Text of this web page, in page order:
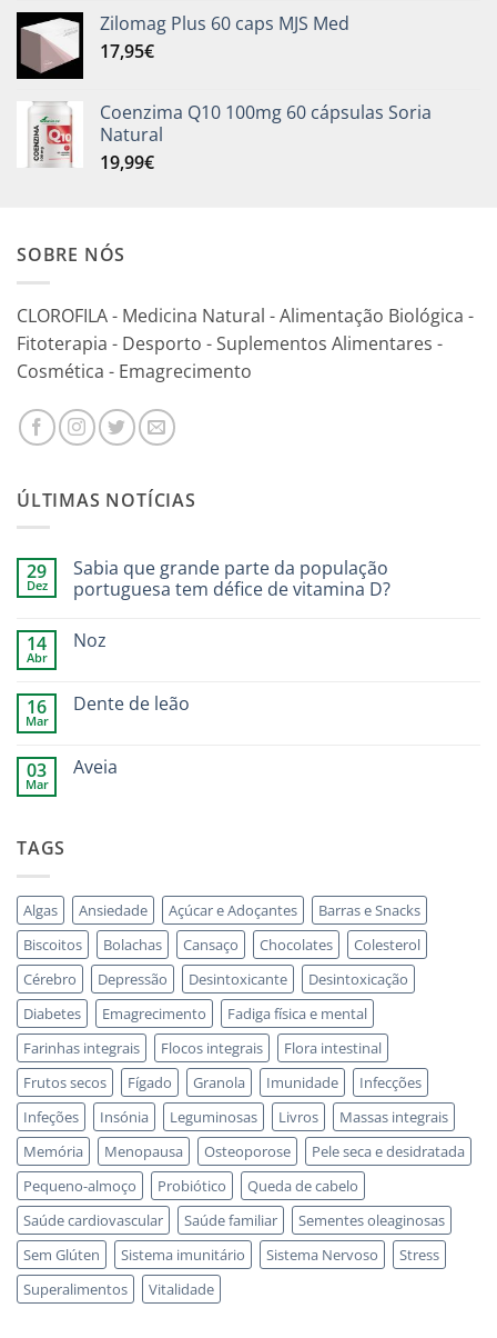
Zilomag Plus 60 caps MJS Med
17,95€
Coenzima Q10 100mg 60 cápsulas Soria
Natural
19,99€
SOBRE NÓS
CLOROFILA - Medicina Natural - Alimentação Biológica -
Fitoterapia - Desporto - Suplementos Alimentares -
Cosmética - Emagrecimento
ÚLTIMAS NOTÍCIAS
29
Dez
Sabia que grande parte da população
portuguesa tem défice de vitamina D?
14
Abr
Noz
16
Mar
Dente de leão
03
Mar
Aveia
TAGS
Algas Ansiedade Açúcar e Adoçantes
Barras e Snacks
Biscoitos
Bolachas Cansaço Chocolates
Colesterol
Cérebro
Depressão Desintoxicante
Desintoxicação
Diabetes
Emagrecimento
Fadiga física e mental
Farinhas integrais
Flocos integrais
Flora intestinal
Frutos secos
Fígado Granola Imunidade
Infecções
Infeções
Insónia Leguminosas Livros
Massas integrais
Memória
Menopausa Osteoporose
Pele seca e desidratada
Pequeno-almoço
Probiótico
Queda de cabelo
Saúde cardiovascular
Saúde familiar
Sementes oleaginosas
Sem Glúten
Sistema imunitário Sistema Nervoso
Stress
Superalimentos
Vitalidade